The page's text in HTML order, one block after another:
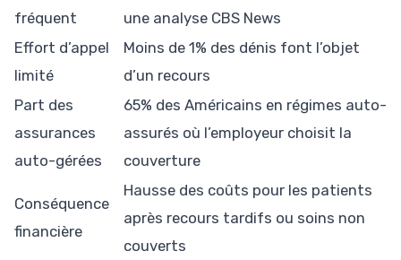
fréquent
une analyse CBS News
Effort d’appel
limité
Moins de 1% des dénis font l’objet
d’un recours
Part des
assurances
auto-gérées
65% des Américains en régimes auto-
assurés où l’employeur choisit la
couverture
Conséquence
financière
Hausse des coûts pour les patients
après recours tardifs ou soins non
couverts